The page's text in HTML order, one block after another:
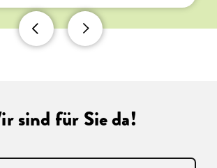
sind für Sie da!